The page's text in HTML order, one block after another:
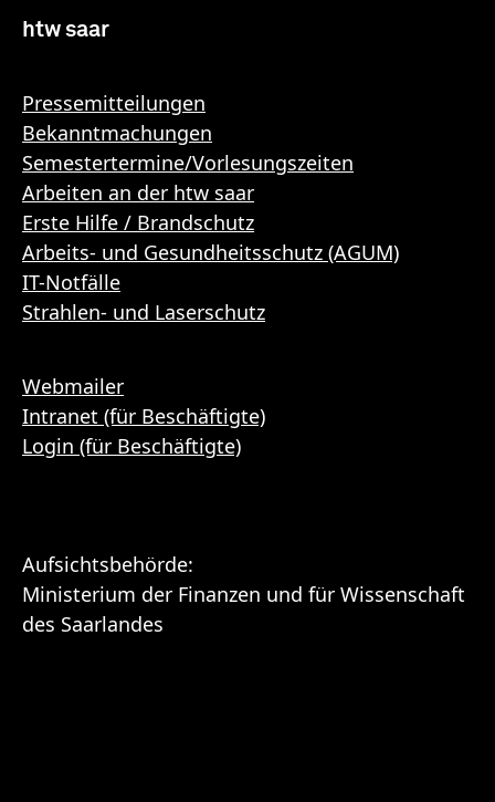
htw saar
Pressemitteilungen
Bekanntmachungen
Semestertermine/Vorlesungszeiten
Arbeiten an der htw saar
Erste Hilfe / Brandschutz
Arbeits- und Gesundheitsschutz (AGUM)
IT-Notfälle
Strahlen- und Laserschutz
Webmailer
Intranet (für Beschäftigte)
Login (für Beschäftigte)
Aufsichtsbehörde:
Ministerium der Finanzen und für Wissenschaft
des Saarlandes